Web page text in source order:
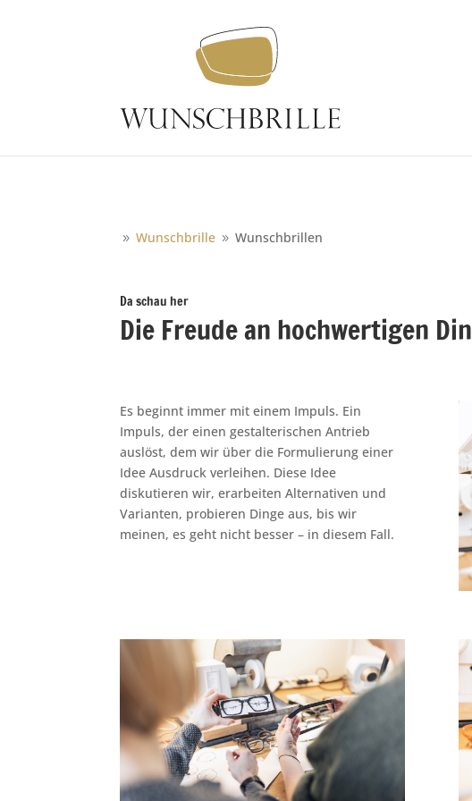
9 Wunschbrille 9 Wunschbrillen
Da schau her
Die Freude an hochwertigen
Es beginnt immer mit einem Impuls. Ein
Impuls, der einen gestalterischen Antrieb
auslöst, dem wir über die Formulierung einer
Idee Ausdruck verleihen. Diese Idee
diskutieren wir, erarbeiten Alternativen und
Varianten, probieren Dinge aus, bis wir
meinen, es geht nicht besser – in diesem Fall.